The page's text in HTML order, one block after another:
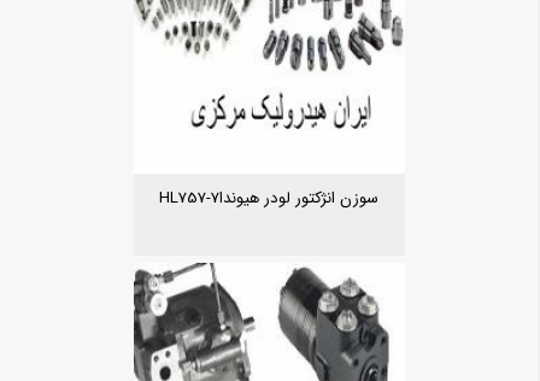
سوزن انژکتور لودر هیونداHL757-7